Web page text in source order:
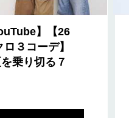
】【26
３コーデ】
乗り切る７